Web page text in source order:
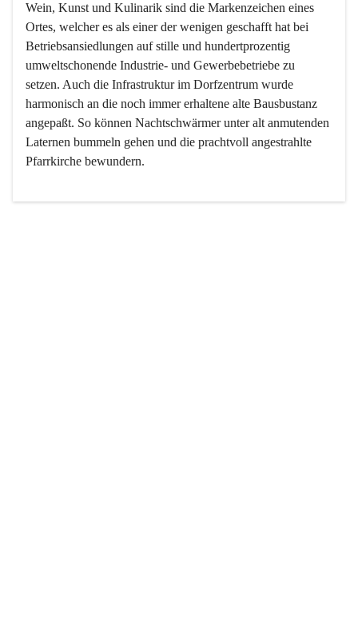
Wein, Kunst und Kulinarik sind die Markenzeichen eines
Ortes, welcher es als einer der wenigen geschafft hat bei
Betriebsansiedlungen auf stille und hundertprozentig
umweltschonende Industrie- und Gewerbebetriebe zu
setzen. Auch die Infrastruktur im Dorfzentrum wurde
harmonisch an die noch immer erhaltene alte Bausbustanz
angepaßt. So können Nachtschwärmer unter alt anmutenden
Laternen bummeln gehen und die prachtvoll angestrahlte
Pfarrkirche bewundern.
Der Weinbau dominert heute nicht mehr, ist aber integrativer